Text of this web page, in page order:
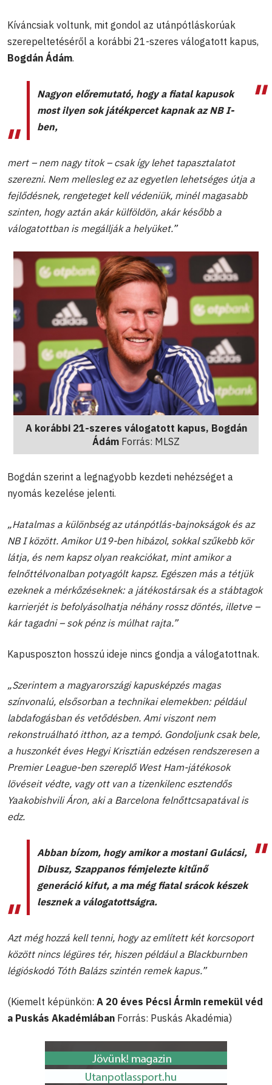
Kíváncsiak voltunk, mit gondol az utánpótláskorúak
szerepeltetéséről a korábbi 21-szeres válogatott kapus,
Bogdán Ádám.
Nagyon előremutató, hogy a fiatal kapusok
most ilyen sok játékpercet kapnak az NB I-
ben,
mert – nem nagy titok – csak így lehet tapasztalatot
szerezni. Nem mellesleg ez az egyetlen lehetséges útja a
fejlődésnek, rengeteget kell védeniük, minél magasabb
szinten, hogy aztán akár külföldön, akár később a
válogatottban is megállják a helyüket.”
A korábbi 21-szeres válogatott kapus, Bogdán
Ádám Forrás: MLSZ
Bogdán szerint a legnagyobb kezdeti nehézséget a
nyomás kezelése jelenti.
„Hatalmas a különbség az utánpótlás-bajnokságok és az
NB I között. Amikor U19-ben hibázol, sokkal szűkebb kör
látja, és nem kapsz olyan reakciókat, mint amikor a
felnőttélvonalban potyagólt kapsz. Egészen más a tétjük
ezeknek a mérkőzéseknek: a játékostársak és a stábtagok
karrierjét is befolyásolhatja néhány rossz döntés, illetve –
kár tagadni – sok pénz is múlhat rajta.”
Kapusposzton hosszú ideje nincs gondja a válogatottnak.
„Szerintem a magyarországi kapusképzés magas
színvonalú, elsősorban a technikai elemekben: például
labdafogásban és vetődésben. Ami viszont nem
rekonstruálható itthon, az a tempó. Gondoljunk csak bele,
a huszonkét éves Hegyi Krisztián edzésen rendszeresen a
Premier League-ben szereplő West Ham-játékosok
lövéseit védte, vagy ott van a tizenkilenc esztendős
Yaakobishvili Áron, aki a Barcelona felnőttcsapatával is
edz.
Abban bízom, hogy amikor a mostani Gulácsi,
Dibusz, Szappanos fémjelezte kitűnő
generáció kifut, a ma még fiatal srácok készek
lesznek a válogatottságra.
Azt még hozzá kell tenni, hogy az említett két korcsoport
között nincs légüres tér, hiszen például a Blackburnben
légióskodó Tóth Balázs szintén remek kapus.”
(Kiemelt képünkön: A 20 éves Pécsi Ármin remekül véd
a Puskás Akadémiában Forrás: Puskás Akadémia)